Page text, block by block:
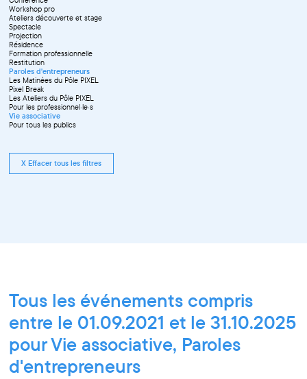
Workshop pro
Ateliers découverte et stage
Spectacle
Projection
Résidence
Formation professionnelle
Restitution
Paroles d'entrepreneurs
Les Matinées du Pôle PIXEL
Pixel Break
Les Ateliers du Pôle PIXEL
Pour les professionnel·le·s
Vie associative
Pour tous les publics
X Effacer tous les filtres
Tous les événements compris
entre le 01.09.2021 et le 31.10.2025
pour Vie associative, Paroles
d'entrepreneurs